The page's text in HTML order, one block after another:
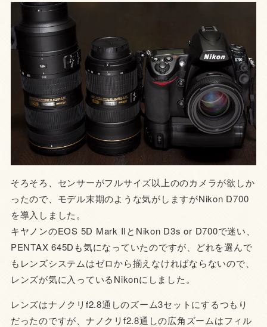
そろそろ、センサーがフルサイズ以上ののカメラが欲しか
ったので、モデル末期のような気がしますがNikon D700
を導入しました。
キヤノンのEOS 5D Mark IIとNikon D3s or D700で迷い、
PENTAX 645Dも気になっていたのですが、どれを選んで
もレンズシステムはゼロから揃えなければならないので、
レンズが気に入っているNikonにしました。
レンズはナノクリf2.8通しのズーム3セットにするつもり
だったのですが、ナノクリf2.8通しの広角ズームはフィル